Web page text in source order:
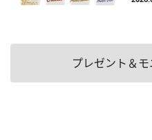
プレゼント＆